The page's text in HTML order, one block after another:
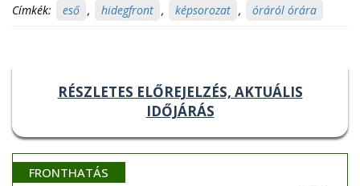
Címkék: eső , hidegfront , képsorozat , óráról órára
RÉSZLETES ELŐREJELZÉS, AKTUÁLIS
IDŐJÁRÁS
FRONTHATÁS